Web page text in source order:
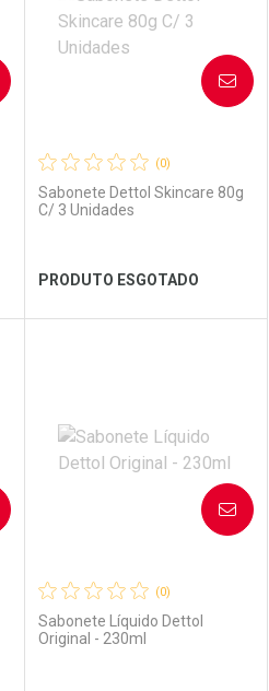
Ver Desconto Convênio
(0)
Sabonete Dettol Skincare 80g
C/ 3 Unidades
PRODUTO ESGOTADO
AVISE-ME
(0)
Sabonete Líquido Dettol
Original - 230ml
AVISE-ME